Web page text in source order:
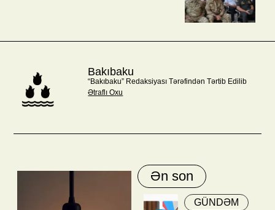
Bakıbaku
“Bakıbaku” Redaksiyası Tərəfindən Tərtib Edilib
Ətraflı Oxu
Ən son
GÜNDƏM